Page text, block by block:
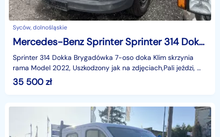
Syców, dolnośląskie
Mercedes-Benz Sprinter Sprinter 314 Dokka Brygadówka 7-oso doka Klim skrzynia rama Model 20
Sprinter 314 Dokka Brygadówka 7-oso doka Klim skrzynia
rama Model 2022, Uszkodzony jak na zdjęciach,Pali jeździ, W
ofercie zobacz inne pojazdy, Cena N+ 23 %iden
35 500zł